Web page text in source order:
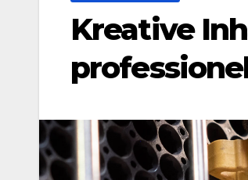
Kreative